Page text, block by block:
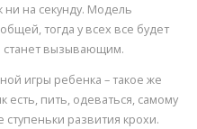
ни на секунду. Модель
тогда у всех все будет
вызывающим.
игры ребенка – такое же
есть, пить, одеваться, самому
развития крохи.